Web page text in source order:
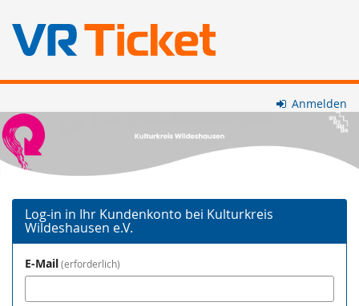
Haupt-
Inhalt
springen
Anmelden
Kulturkreis
Wildeshausen
e.V.
Log-in in Ihr Kundenkonto bei Kulturkreis
Wildeshausen e.V.
E-Mail erforderlich